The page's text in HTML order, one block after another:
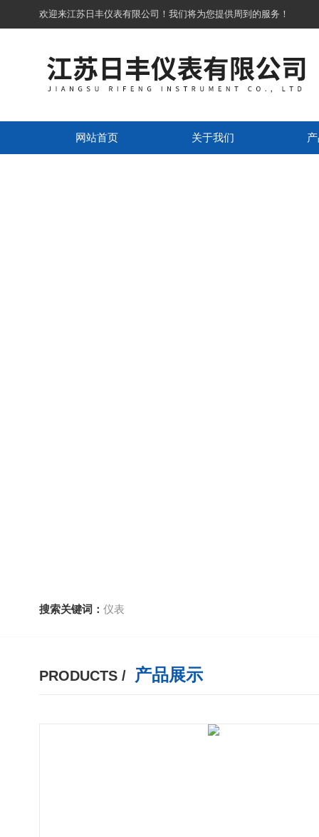
欢迎来江苏日丰仪表有限公司！我们将为您提供周到的服务！
网站首页 关于我们
搜索关键词： 仪表
PRODUCTS / 产品展示